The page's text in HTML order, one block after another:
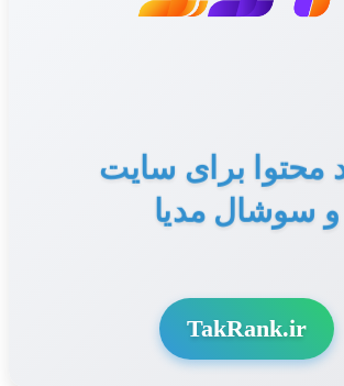
محتوا برای سایت
و سوشال مدیا
TakRank.ir